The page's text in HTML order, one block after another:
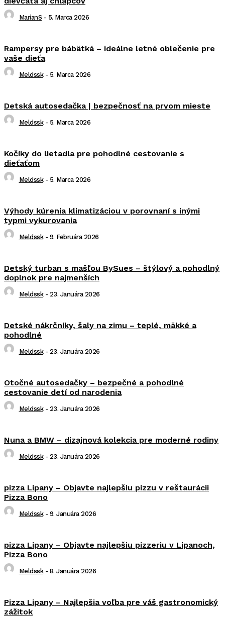
MarianS - 5. Marca 2026
Rampersy pre bábätká – ideálne letné oblečenie pre
vaše dieťa
Meldssk - 5. Marca 2026
Detská autosedačka | bezpečnosť na prvom mieste
Meldssk - 5. Marca 2026
Kočíky do lietadla pre pohodlné cestovanie s
dieťaťom
Meldssk - 5. Marca 2026
Výhody kúrenia klimatizáciou v porovnaní s inými
typmi vykurovania
Meldssk - 9. Februára 2026
Detský turban s mašľou BySues – štýlový a pohodlný
doplnok pre najmenších
Meldssk - 23. Januára 2026
Detské nákrčníky, šaly na zimu – teplé, mäkké a
pohodlné
Meldssk - 23. Januára 2026
Otočné autosedačky – bezpečné a pohodlné
cestovanie detí od narodenia
Meldssk - 23. Januára 2026
Nuna a BMW – dizajnová kolekcia pre moderné rodiny
Meldssk - 23. Januára 2026
pizza Lipany – Objavte najlepšiu pizzu v reštaurácii
Pizza Bono
Meldssk - 9. Januára 2026
pizza Lipany – Objavte najlepšiu pizzeriu v Lipanoch,
Pizza Bono
Meldssk - 8. Januára 2026
Pizza Lipany – Najlepšia voľba pre váš gastronomický
zážitok